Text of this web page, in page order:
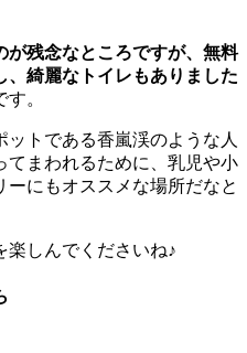
が残念なところですが、無料
綺麗なトイレもありました
す。
トである香嵐渓のような人
てまわれるために、乳児や小
にもオススメな場所だなと
楽しんでくださいね♪